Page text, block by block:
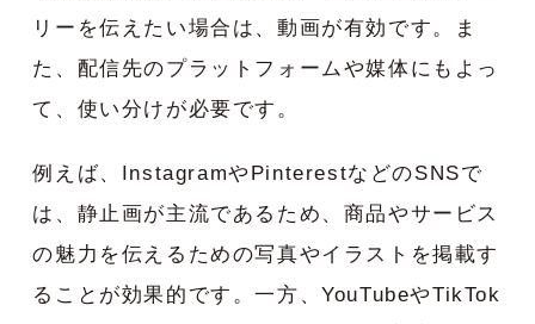
リーを伝えたい場合は、動画が有効です。ま
た、配信先のプラットフォームや媒体にもよっ
て、使い分けが必要です。
例えば、InstagramやPinterestなどのSNSで
は、静止画が主流であるため、商品やサービス
の魅力を伝えるための写真やイラストを掲載す
ることが効果的です。一方、YouTubeやTikTok